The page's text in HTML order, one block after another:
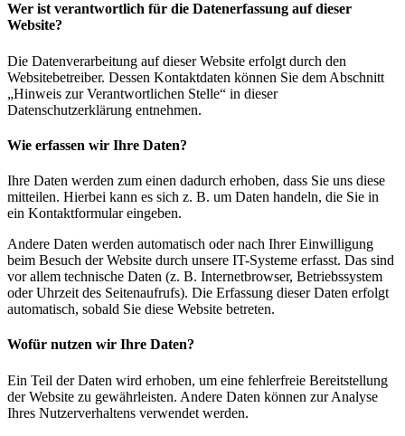
Wer ist verantwortlich für die Datenerfassung auf dieser
Website?
Die Datenverarbeitung auf dieser Website erfolgt durch den
Websitebetreiber. Dessen Kontaktdaten können Sie dem Abschnitt
„Hinweis zur Verantwortlichen Stelle“ in dieser
Datenschutzerklärung entnehmen.
Wie erfassen wir Ihre Daten?
Ihre Daten werden zum einen dadurch erhoben, dass Sie uns diese
mitteilen. Hierbei kann es sich z. B. um Daten handeln, die Sie in
ein Kontaktformular eingeben.
Andere Daten werden automatisch oder nach Ihrer Einwilligung
beim Besuch der Website durch unsere IT-Systeme erfasst. Das sind
vor allem technische Daten (z. B. Internetbrowser, Betriebssystem
oder Uhrzeit des Seitenaufrufs). Die Erfassung dieser Daten erfolgt
automatisch, sobald Sie diese Website betreten.
Wofür nutzen wir Ihre Daten?
Ein Teil der Daten wird erhoben, um eine fehlerfreie Bereitstellung
der Website zu gewährleisten. Andere Daten können zur Analyse
Ihres Nutzerverhaltens verwendet werden.